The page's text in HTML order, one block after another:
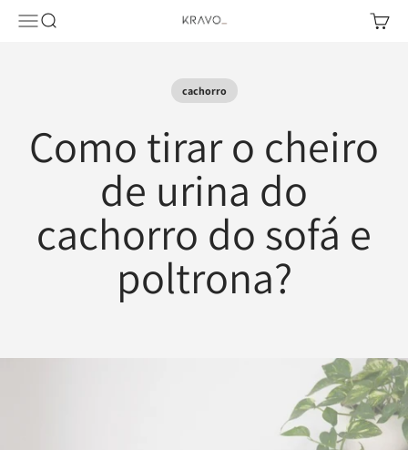
Pular para o conteúdo
Abrir menu de navegação
Abrir pesquisa KRAVO urban design Abrir
cachorro
Como tirar o cheiro
de urina do
cachorro do sofá e
poltrona?